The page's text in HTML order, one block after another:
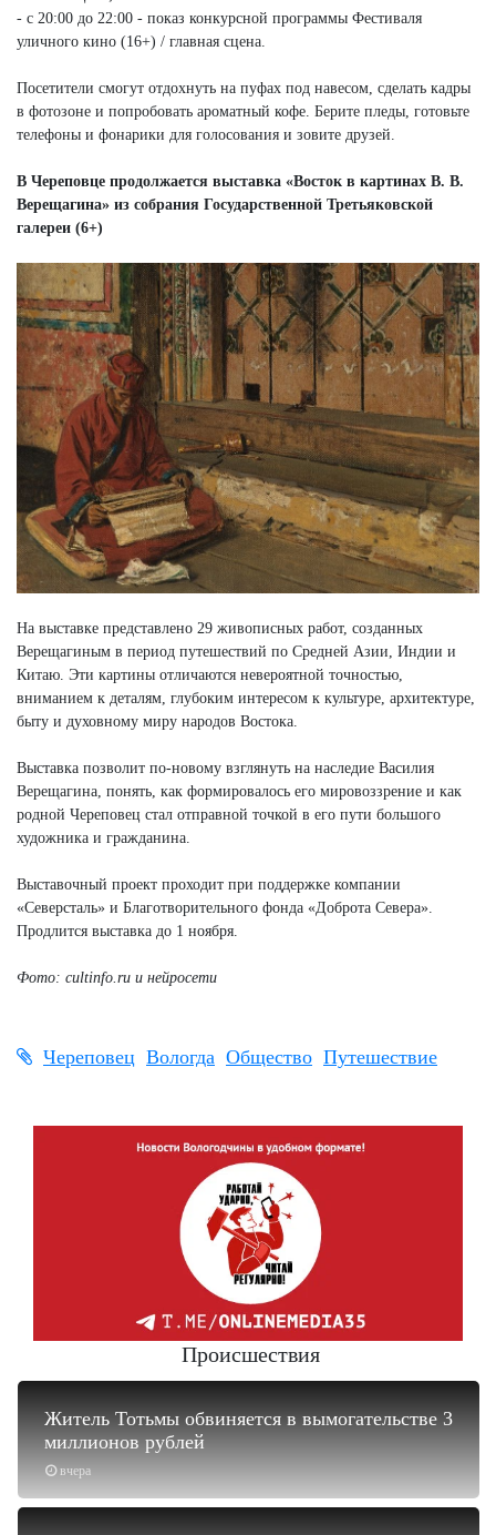
- с 20:00 до 22:00 - показ конкурсной программы Фестиваля
уличного кино (16+) / главная сцена.
Посетители смогут отдохнуть на пуфах под навесом, сделать кадры
в фотозоне и попробовать ароматный кофе. Берите пледы, готовьте
телефоны и фонарики для голосования и зовите друзей.
В Череповце продолжается выставка «Восток в картинах В. В.
Верещагина» из собрания Государственной Третьяковской
галереи (6+)
На выставке представлено 29 живописных работ, созданных
Верещагиным в период путешествий по Средней Азии, Индии и
Китаю. Эти картины отличаются невероятной точностью,
вниманием к деталям, глубоким интересом к культуре, архитектуре,
быту и духовному миру народов Востока.
Выставка позволит по-новому взглянуть на наследие Василия
Верещагина, понять, как формировалось его мировоззрение и как
родной Череповец стал отправной точкой в его пути большого
художника и гражданина.
Выставочный проект проходит при поддержке компании
«Северсталь» и Благотворительного фонда «Доброта Севера».
Продлится выставка до 1 ноября.
Фото: cultinfo.ru и нейросети
Череповец Вологда Общество Путешествие
Происшествия
вчера
Житель Тотьмы обвиняется в вымогательстве 3
миллионов рублей